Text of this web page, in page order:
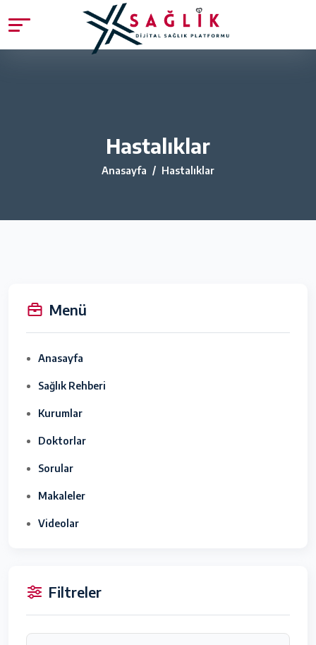
Hastalıklar
Anasayfa Hastalıklar
Menü
Anasayfa
Sağlık Rehberi
Kurumlar
Doktorlar
Sorular
Makaleler
Videolar
Filtreler